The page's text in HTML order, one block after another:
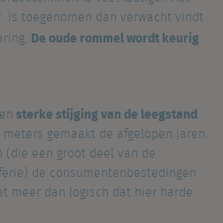
toegenomen dan verwacht vindt
De oude rommel wordt keurig
sterke stijging van de leegstand.
gemaakt de afgelopen jaren.
(die een groot deel van de
de consumentenbestedingen
meer dan logisch dat hier harde